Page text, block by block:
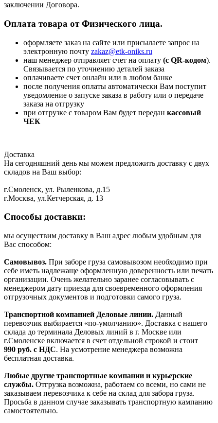
заключении Договора.
Оплата товара от Физического лица.
оформляете заказ на сайте или присылаете запрос на
электронную почту zakaz@etk-oniks.ru
наш менеджер отправляет счет на оплату (с QR-кодом).
Связывается по уточнению деталей заказа
оплачиваете счет онлайн или в любом банке
после получения оплаты автоматически Вам поступит
уведомление о запуске заказа в работу или о передаче
заказа на отгрузку
при отгрузке с товаром Вам будет передан кассовый
ЧЕК
Доставка
На сегодняшний день мы можем предложить доставку с двух
складов на Ваш выбор:
г.Смоленск, ул. Рыленкова, д.15
г.Москва, ул.Кетчерская, д. 13
Способы доставки:
мы осуществим доставку в Ваш адрес любым удобным для
Вас способом:
Самовывоз. При заборе груза самовывозом необходимо при
себе иметь надлежаще оформленную доверенность или печать
организации. Очень желательно заранее согласовывать с
менеджером дату приезда для своевременного оформления
отгрузочных документов и подготовки самого груза.
Транспортной компанией Деловые линии. Данный
перевозчик выбирается «по-умолчанию». Доставка с нашего
склада до терминала Деловых линий в г. Москве или
г.Смоленске включается в счет отдельной строкой и стоит
990 руб. с НДС. На усмотрение менеджера возможна
бесплатная доставка.
Любые другие транспортные компании и курьерские
службы. Отгрузка возможна, работаем со всеми, но сами не
заказываем перевозчика к себе на склад для забора груза.
Просьба в данном случае заказывать транспортную кампанию
самостоятельно.